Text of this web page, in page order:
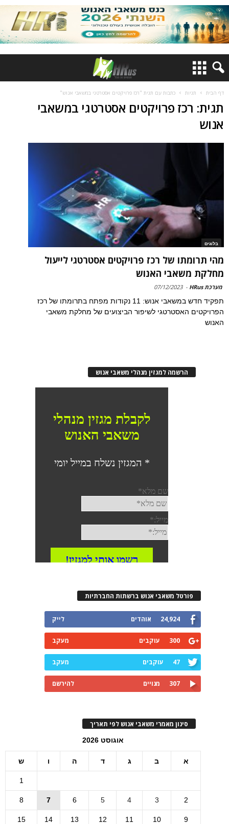
דף הבית תגיות כתבות עם תגית "רכז פרויקטים אסטרטגי במשאבי אנוש"
תגית: רכז פרויקטים אסטרטגי במשאבי
אנוש
בלוגים
מהי תרומתו של רכז פרויקטים אסטרטגי לייעול
מחלקת משאבי האנוש
מערכת HRus -
07/12/2023
תפקיד חדש במשאבי אנוש: 11 נקודות מפתח בתרומתו של רכז
הפרויקטים האסטרטגי לשיפור הביצועים של מחלקת משאבי
האנוש
הרשמה למגזין מנהלי משאבי אנוש
פורטל משאבי אנוש ברשתות החברתיות
24,924 אוהדים לייק
300 עוקבים מעקב
47 עוקבים מעקב
307 מנויים להירשם
סינון מאמרי משאבי אנוש לפי תאריך
אוגוסט 2026
א ב ג ד ה ו ש
1
2
3
4
5
6
7
8
9
10
11
12
13
14
15